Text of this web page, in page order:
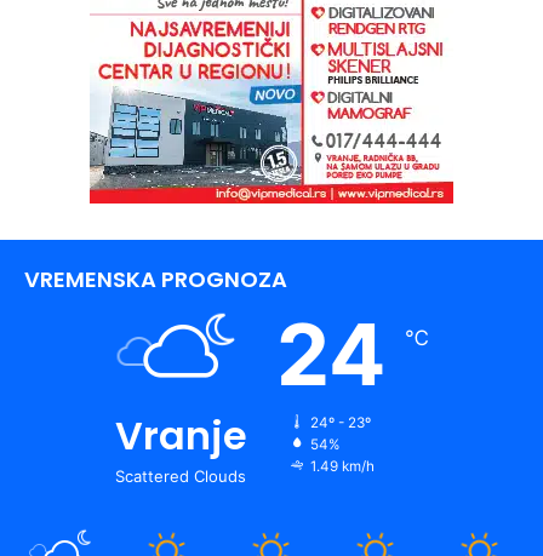
VREMENSKA PROGNOZA
Vranje
Scattered Clouds
24 ℃
24º - 23º
54%
1.49 km/h